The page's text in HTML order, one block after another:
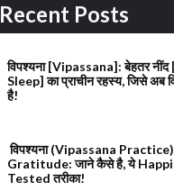
Recent Posts
विपश्यना [Vipassana]: बेहतर
Sleep] का प्राचीन रहस्य, जिसे अब
है!
विपश्यना (Vipassana
Gratitude: जाने कैसे है, ये
Tested तरीका!